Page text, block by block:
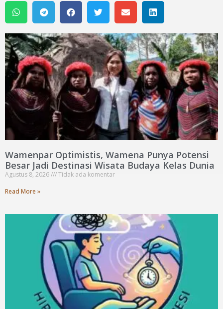
Wamenpar Optimistis, Wamena Punya Potensi
Besar Jadi Destinasi Wisata Budaya Kelas Dunia
Agustus 8, 2026
Tidak ada komentar
Read More »